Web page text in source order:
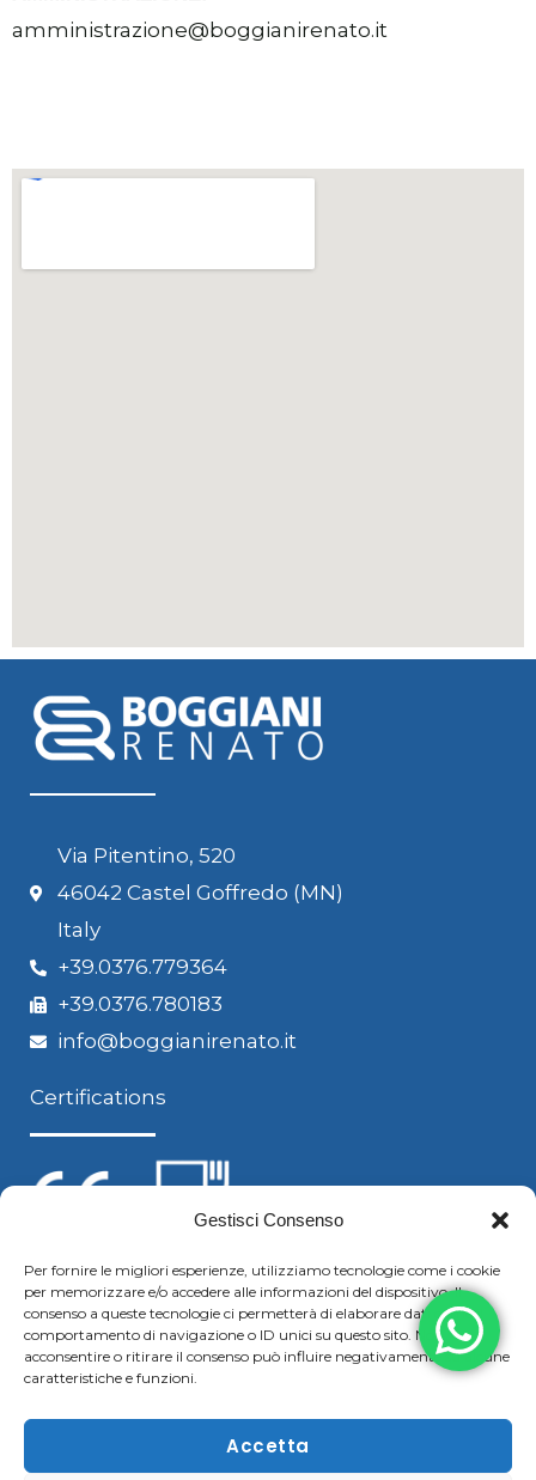
Gestisci Consenso
Per fornire le migliori esperienze, utilizziamo tecnologie come i cookie
per memorizzare e/o accedere alle informazioni del dispositivo. Il
consenso a queste tecnologie ci permetterà di elaborare dati come il
comportamento di navigazione o ID unici su questo sito. Non
acconsentire o ritirare il consenso può influire negativamente su alcune
caratteristiche e funzioni.
Accetta
amministrazione@boggianirenato.it
Via Pitentino, 520
46042 Castel Goffredo (MN)
Italy
+39.0376.779364
+39.0376.780183
info@boggianirenato.it
Certifications
Follow us
F
Y
L
S
k